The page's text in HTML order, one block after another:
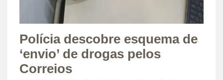
Polícia descobre esquema de
‘envio’ de drogas pelos
Correios